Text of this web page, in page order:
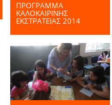
ΠΡΟΓΡΑΜΜΑ
ΚΑΛΟΚΑΙΡΙΝΗΣ
ΕΚΣΤΡΑΤΕΙΑΣ 2014